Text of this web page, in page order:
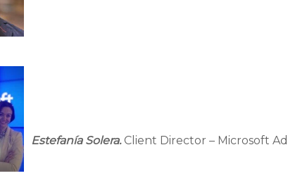
Estefanía Solera. Client Director – Microsoft